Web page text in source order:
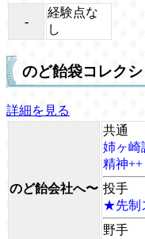
-
経験点な
し
のど飴袋コレク
詳細を見る
のど飴会社へ〜
共通
姉ヶ崎
精神++
投手
★先制
野手